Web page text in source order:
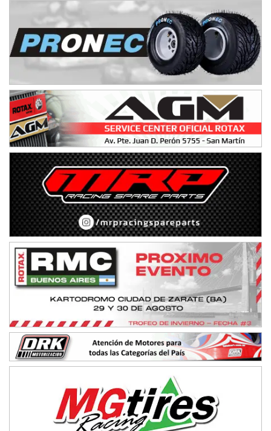
Victoria (Entre Ríos)
PATAGONICO - F6
Moto Club Reginense (Tierra)
Gral. E. Godoy (Río Negro)
Juventud Unida (Tierra)
Humboldt (Santa Fe)
NORESTE SANTAFESINO - F6
Ciudad de Avellaneda (Asfalto)
Avellaneda (Santa Fe)
SUR SANTAFESINO - F4
José Samuel Sánchez (Tierra)
Rufino (Santa Fe)
TUCUMANO - F5
Juan Navarro (Asfalto)
El Timbó (Tucumán)